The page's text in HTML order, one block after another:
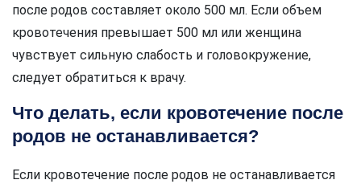
после родов составляет около 500 мл. Если объем
кровотечения превышает 500 мл или женщина
чувствует сильную слабость и головокружение,
следует обратиться к врачу.
Что делать, если кровотечение после
родов не останавливается?
Если кровотечение после родов не останавливается